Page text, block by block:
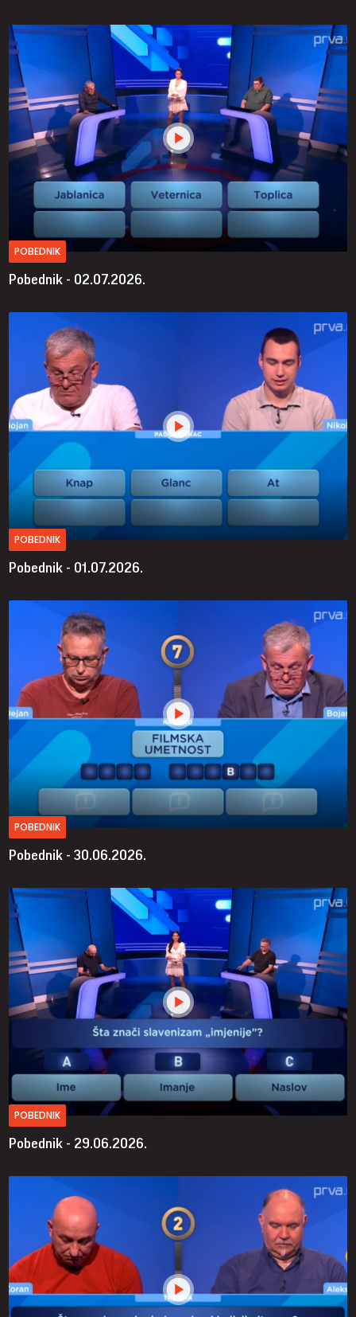
POBEDNIK
Pobednik - 02.07.2026.
POBEDNIK
Pobednik - 01.07.2026.
POBEDNIK
Pobednik - 30.06.2026.
POBEDNIK
Pobednik - 29.06.2026.